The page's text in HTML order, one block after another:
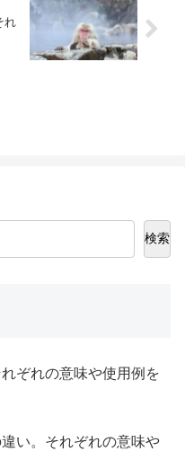
れ
検索
ぞれの意味や使用例を
い。それぞれの意味や